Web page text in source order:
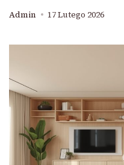
Admin 17 Lutego 2026